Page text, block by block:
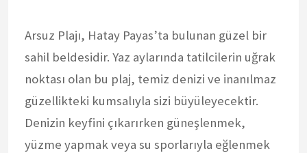
Arsuz Plajı, Hatay Payas’ta bulunan güzel bir
sahil beldesidir. Yaz aylarında tatilcilerin uğrak
noktası olan bu plaj, temiz denizi ve inanılmaz
güzellikteki kumsalıyla sizi büyüleyecektir.
Denizin keyfini çıkarırken güneşlenmek,
yüzme yapmak veya su sporlarıyla eğlenmek